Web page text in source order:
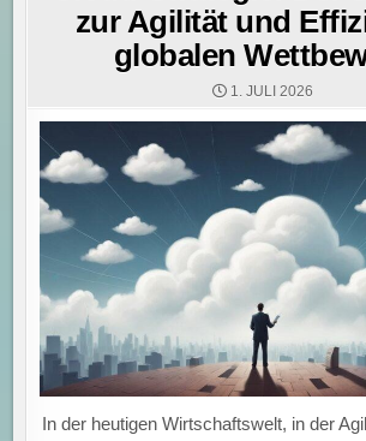
zur Agilität und
globalen
1. JULI 2026
In der heutigen Wirtschaftswelt, in der